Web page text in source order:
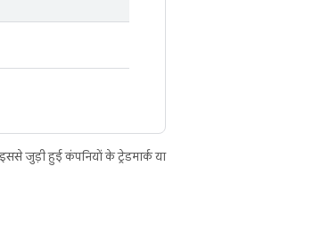
जुड़ी हुई कंपनियों के ट्रेडमार्क या